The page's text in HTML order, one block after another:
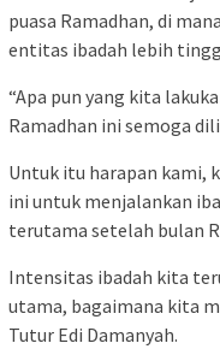
puasa Ramadhan, di
entitas ibadah lebih
“Apa pun yang kita
Ramadhan ini semoga
Untuk itu harapan kami,
ini untuk menjalankan
terutama setelah bulan
Intensitas ibadah kita
utama, bagaimana kita
Tutur Edi Damanyah.